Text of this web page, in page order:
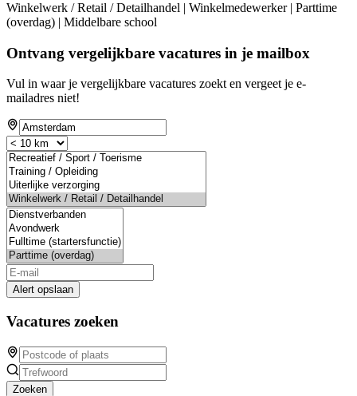
Winkelwerk / Retail / Detailhandel | Winkelmedewerker | Parttime
(overdag) | Middelbare school
Ontvang vergelijkbare vacatures in je mailbox
Vul in waar je vergelijkbare vacatures zoekt en vergeet je e-
mailadres niet!
Alert opslaan
Vacatures zoeken
Zoeken